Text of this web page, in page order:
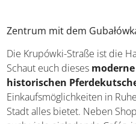
Zentrum mit dem
Die Krupówki-Straße ist die
Schaut euch dieses
historischen
Einkaufsmöglichkeiten in
Stadt alles bietet. Neben